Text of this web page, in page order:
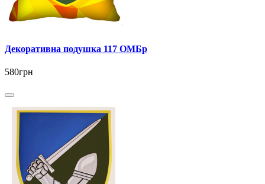
Декоративна подушка 117 ОМБр
580грн